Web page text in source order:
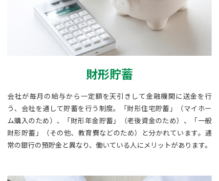
財形貯蓄
会社が毎月の給与から一定額を天引きして金融機関に送金を行
う、会社を通して貯蓄を行う制度。「財形住宅貯蓄」（マイホー
ム購入のため）、「財形年金貯蓄」（老後資金のため）、「一般
財形貯蓄」（その他、教育費などのため）と分かれています。通
常の銀行の預貯金と異なり、働いている人にメリットがあります。